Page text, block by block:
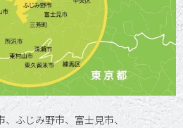
ふじみ野市、富士見市、